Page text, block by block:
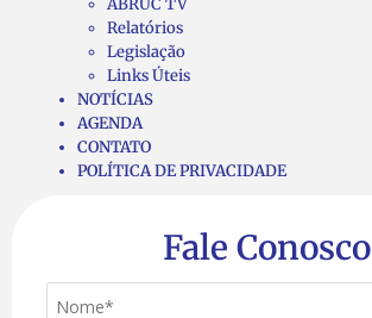
Relatórios
Legislação
Links Úteis
NOTÍCIAS
AGENDA
CONTATO
POLÍTICA DE PRIVACIDADE
Fale Conosco